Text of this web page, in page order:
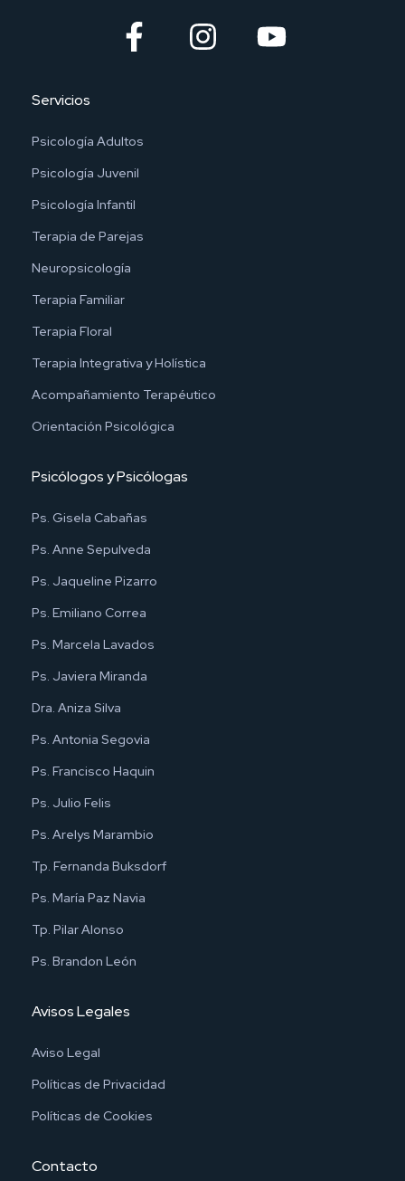
Servicios
Psicología Adultos
Psicología Juvenil
Psicología Infantil
Terapia de Parejas
Neuropsicología
Terapia Familiar
Terapia Floral
Terapia Integrativa y Holística
Acompañamiento Terapéutico
Orientación Psicológica
Psicólogos y Psicólogas
Ps. Gisela Cabañas
Ps. Anne Sepulveda
Ps. Jaqueline Pizarro
Ps. Emiliano Correa
Ps. Marcela Lavados
Ps. Javiera Miranda
Dra. Aniza Silva
Ps. Antonia Segovia
Ps. Francisco Haquin
Ps. Julio Felis
Ps. Arelys Marambio
Tp. Fernanda Buksdorf
Ps. María Paz Navia
Tp. Pilar Alonso
Ps. Brandon León
Avisos Legales
Aviso Legal
Políticas de Privacidad
Políticas de Cookies
Contacto